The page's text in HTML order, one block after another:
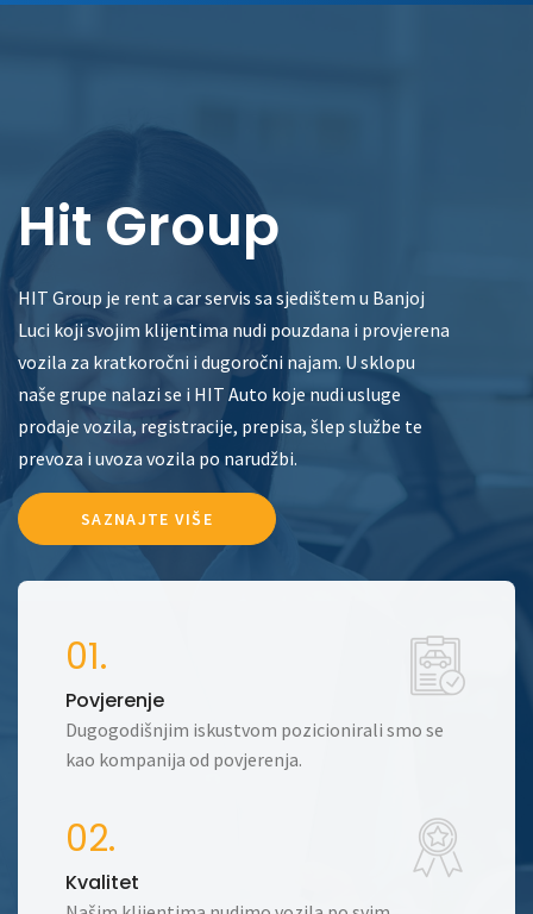
Hit Group
HIT Group je rent a car servis sa sjedištem u Banjoj
Luci koji svojim klijentima nudi pouzdana i provjerena
vozila za kratkoročni i dugoročni najam. U sklopu
naše grupe nalazi se i HIT Auto koje nudi usluge
prodaje vozila, registracije, prepisa, šlep službe te
prevoza i uvoza vozila po narudžbi.
SAZNAJTE VIŠE
01.
Povjerenje
Dugogodišnjim iskustvom pozicionirali smo se
kao kompanija od povjerenja.
02.
Kvalitet